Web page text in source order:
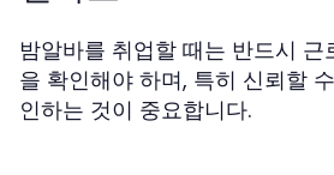
밤알바를 취업할 때는 반드시 근
을 확인해야 하며, 특히 신뢰할
인하는 것이 중요합니다.